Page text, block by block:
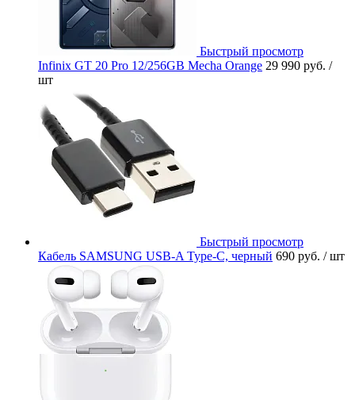
Быстрый просмотр
Infinix GT 20 Pro 12/256GB Mecha Orange 29 990 руб. /
шт
Быстрый просмотр
Кабель SAMSUNG USB-A Type-C, черный 690 руб. / шт